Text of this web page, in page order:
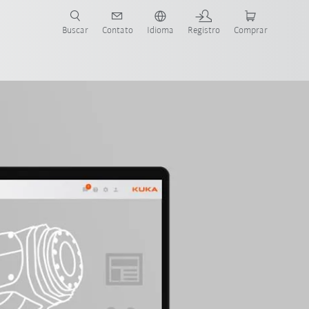
Buscar Contato Idioma Registro Comprar